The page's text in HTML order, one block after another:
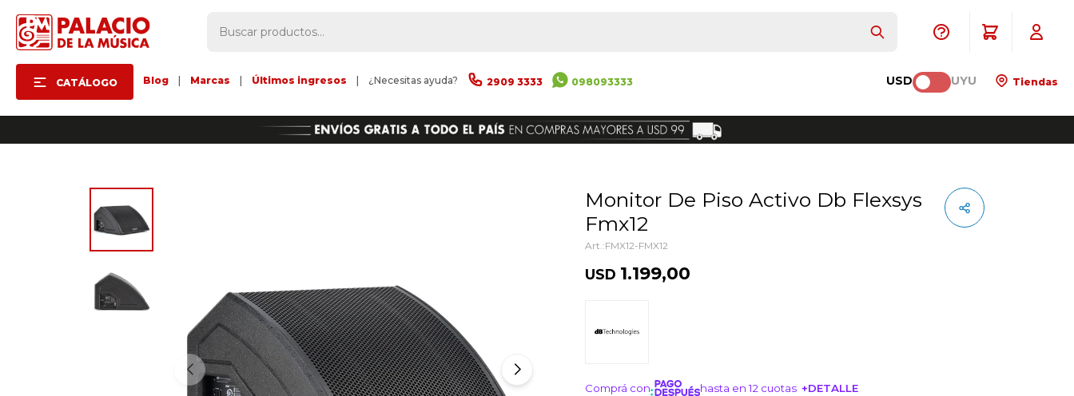
CATÁLOGO Blog Marcas Últimos ingresos ¿Necesitas ayuda? 2909 3333 098093333 USD UYU Tiendas
Monitor De Piso Activo Db Flexsys
Fmx12
FMX12-FMX12
USD 1.199,00
Comprá con hasta en 12 cuotas +DETALLE